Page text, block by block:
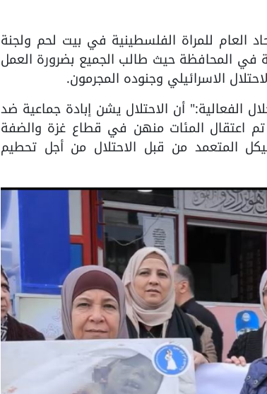
العام للمراة الفلسطينية في بيت لحم ولجنة
المحافظة حيث طالب الجميع بضرورة العمل
الاسرائيلي وجنوده المجرمون.
الفعالية:" أن الاحتلال يشن إبادة جماعية ضد
اعتقال المئات منهن في قطاع غزة والضفة
المتعمد من قبل الاحتلال من أجل تحطيم